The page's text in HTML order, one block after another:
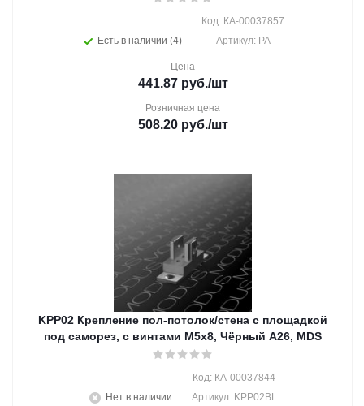
Есть в наличии (4)
Код: КА-00037857
Артикул: PA
Цена
441.87руб./шт
Розничная цена
508.20руб./шт
KPP02 Крепление пол-потолок/стена с площадкой
под саморез, с винтами М5х8, Чёрный A26, MDS
Нет в наличии
Код: КА-00037844
Артикул: KPP02BL